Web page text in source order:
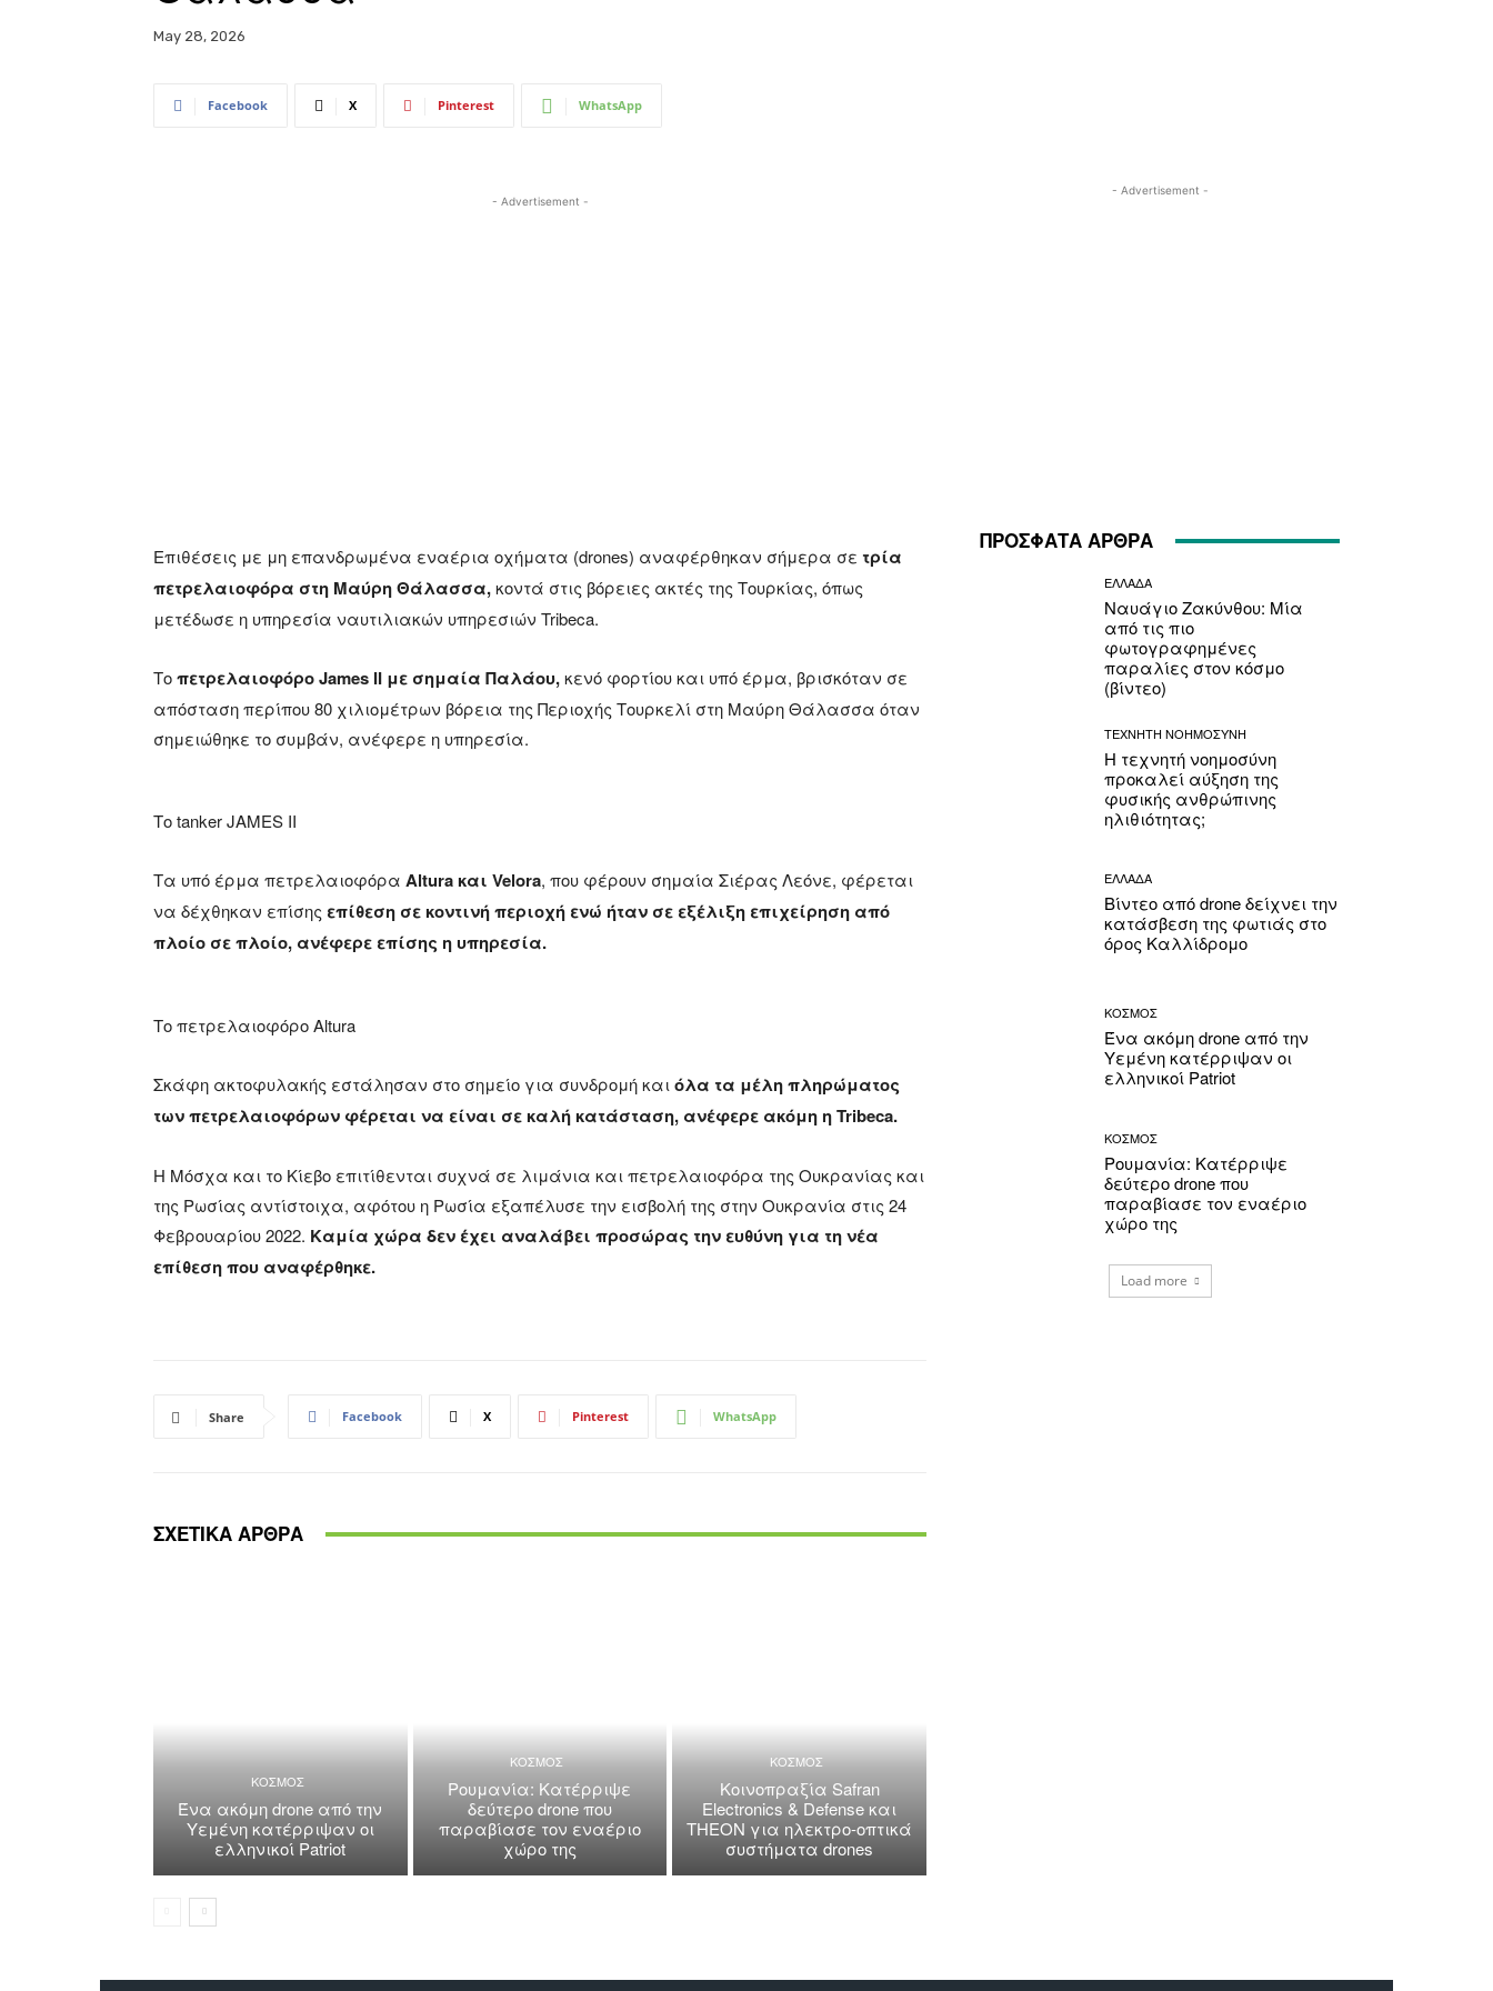
May 28, 2026
Facebook X Pinterest WhatsApp
- Advertisement -
Επιθέσεις με μη επανδρωμένα εναέρια οχήματα (drones) αναφέρθηκαν σήμερα σε τρία
πετρελαιοφόρα στη Μαύρη Θάλασσα,κοντά στις βόρειες ακτές της Τουρκίας, όπως
μετέδωσε η υπηρεσία ναυτιλιακών υπηρεσιών Tribeca.
Τοπετρελαιοφόρο James II με σημαία Παλάου,κενό φορτίου και υπό έρμα, βρισκόταν σε
απόσταση περίπου 80 χιλιομέτρων βόρεια της Περιοχής Τουρκελί στη Μαύρη Θάλασσα όταν
σημειώθηκε το συμβάν, ανέφερε η υπηρεσία.
Το tanker JAMES II
Τα υπό έρμα πετρελαιοφόρα Altura και Velora, που φέρουν σημαία Σιέρας Λεόνε, φέρεται
να δέχθηκαν επίσης επίθεση σε κοντινή περιοχή ενώ ήταν σε εξέλιξη επιχείρηση από
πλοίο σε πλοίο, ανέφερε επίσης η υπηρεσία.
Το πετρελαιοφόρο Altura
Σκάφη ακτοφυλακής εστάλησαν στο σημείο για συνδρομή και όλα τα μέλη πληρώματος
των πετρελαιοφόρων φέρεται να είναι σε καλή κατάσταση, ανέφερε ακόμη η Tribeca.
Η Μόσχα και το Κίεβο επιτίθενται συχνά σε λιμάνια και πετρελαιοφόρα της Ουκρανίας και
της Ρωσίας αντίστοιχα, αφότου η Ρωσία εξαπέλυσε την εισβολή της στην Ουκρανία στις 24
Φεβρουαρίου 2022. Καμία χώρα δεν έχει αναλάβει προσώρας την ευθύνη για τη νέα
επίθεση που αναφέρθηκε.
Share Facebook X Pinterest WhatsApp
ΣΧΕΤΙΚΑ ΑΡΘΡΑ
ΚΟΣΜΟΣ
Ένα ακόμη drone από την
Υεμένη κατέρριψαν οι
ελληνικοί Patriot
ΚΟΣΜΟΣ
Ρουμανία: Κατέρριψε
δεύτερο drone που
παραβίασε τον εναέριο
χώρο της
ΚΟΣΜΟΣ
Κοινοπραξία Safran
Electronics & Defense και
THEON για ηλεκτρο-οπτικά
συστήματα drones
- Advertisement -
ΠΡΟΣΦΑΤΑ ΑΡΘΡΑ
ΕΛΛΑΔΑ
Ναυάγιο Ζακύνθου: Μία
από τις πιο
φωτογραφημένες
παραλίες στον κόσμο
(βίντεο)
ΤΕΧΝΗΤΗ ΝΟΗΜΟΣΥΝΗ
Η τεχνητή νοημοσύνη
προκαλεί αύξηση της
φυσικής ανθρώπινης
ηλιθιότητας;
ΕΛΛΑΔΑ
Βίντεο από drone δείχνει την
κατάσβεση της φωτιάς στο
όρος Καλλίδρομο
ΚΟΣΜΟΣ
Ένα ακόμη drone από την
Υεμένη κατέρριψαν οι
ελληνικοί Patriot
ΚΟΣΜΟΣ
Ρουμανία: Κατέρριψε
δεύτερο drone που
παραβίασε τον εναέριο
χώρο της
Load more